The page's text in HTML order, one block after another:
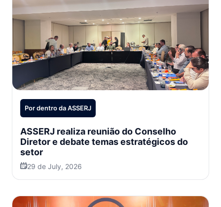
Por dentro da ASSERJ
ASSERJ realiza reunião do Conselho
Diretor e debate temas estratégicos do
setor
29 de July, 2026